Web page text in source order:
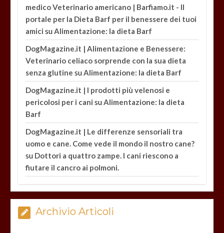
medico Veterinario americano | Barfiamo.it - Il
portale per la Dieta Barf per il benessere dei tuoi
amici su Alimentazione: la dieta Barf
DogMagazine.it | Alimentazione e Benessere:
Veterinario celiaco sorprende con la sua dieta
senza glutine su Alimentazione: la dieta Barf
DogMagazine.it | I prodotti più velenosi e
pericolosi per i cani su Alimentazione: la dieta
Barf
DogMagazine.it | Le differenze sensoriali tra
uomo e cane. Come vede il mondo il nostro cane?
su Dottori a quattro zampe. I cani riescono a
fiutare il cancro ai polmoni.
Archivio Articoli